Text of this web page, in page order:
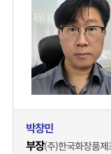
박창민
부장(주)한국화장품제